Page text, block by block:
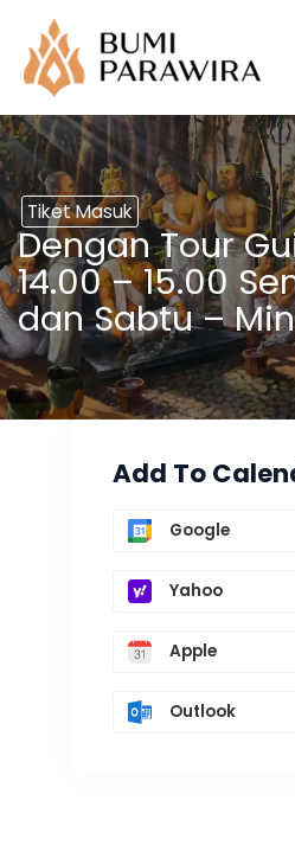
konten
Tiket Masuk
Dengan Tour
14.00 – 15.00
dan Sabtu –
Add To
Google
Yahoo
Apple
Outlook